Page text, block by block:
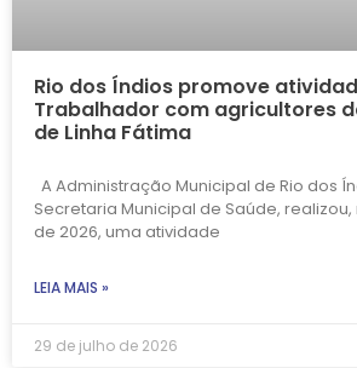
Rio dos Índios promove
Trabalhador com agricultores
de Linha Fátima
A Administração Municipal de Rio dos
Secretaria Municipal de Saúde,
de 2026, uma atividade
LEIA MAIS »
29 de julho de 2026